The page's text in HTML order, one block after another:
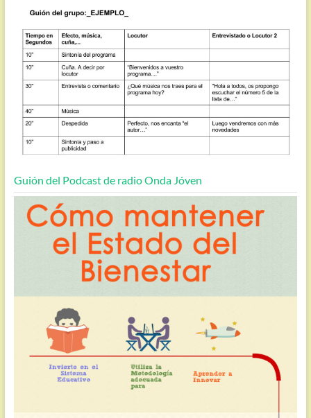
Guión del Podcast de radio Onda Jóven